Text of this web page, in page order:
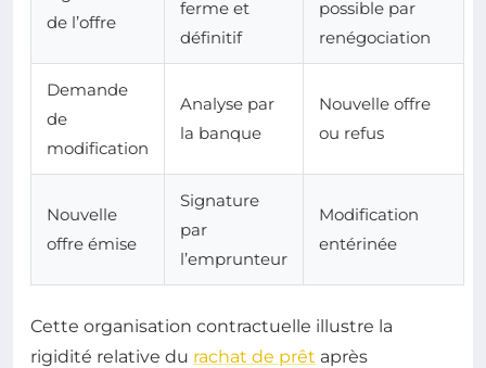
de l’offre
ferme et
définitif
possible par
renégociation
Demande
de
modification
Analyse par
la banque
Nouvelle offre
ou refus
Nouvelle
offre émise
Signature
par
l’emprunteur
Modification
entérinée
Cette organisation contractuelle illustre la
rigidité relative du rachat de prêt après